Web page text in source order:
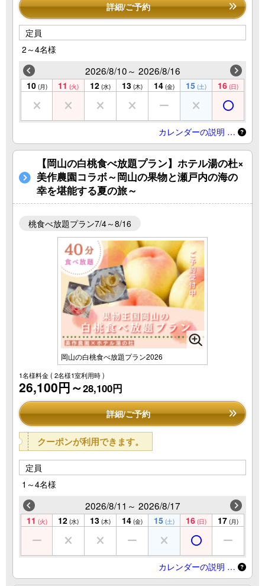
詳細/ご予約
定員
2～4名様
2026/8/10～ 2026/8/16
10 (月) 11 (火) 12 (水) 13 (木) 14 (金) 15 (土) 16 (日)
カレンダーの説明 …
【岡山の白桃食べ放題プラン】ホテル湯の杜×
美作農園コラボ～岡山の果物と瀬戸内の海の
幸を堪能する夏の旅～
桃食べ放題プラン7/4～8/16
岡山の白桃食べ放題プラン2026
1名様料金( 2名様1室利用時 )
26,100円～28,100円
詳細/ご予約
クーポンが利用できます。
定員
1～4名様
2026/8/11～ 2026/8/17
11 (火) 12 (水) 13 (木) 14 (金) 15 (土) 16 (日) 17 (月)
カレンダーの説明 …